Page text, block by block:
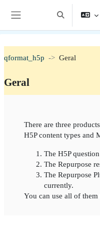
Ir para o conteúdo principal
Alternar a
qformat_h5p Geral
Geral
There are three
H5P content types and
The H5P
The Repurpose
The Repurpose
currently.
You can use all of